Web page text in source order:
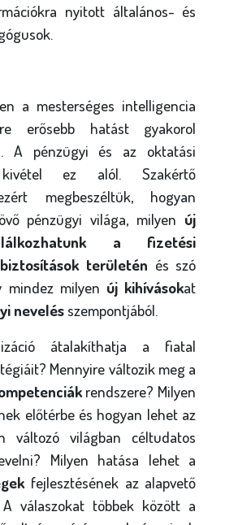
nyitott általános- és
a mesterséges intelligencia
erősebb hatást gyakorol
A pénzügyi és az oktatási
ez alól. Szakértő
megbeszéltük, hogyan
pénzügyi világa, milyen új
a fizetési
területén és szó
milyen új kihívásokat
nevelésszempontjából.
átalakíthatja a fiatal
Mennyire változik meg a
rendszere? Milyen
előtérbe és hogyan lehet az
változó világban céltudatos
Milyen hatása lehet a
fejlesztésének az alapvető
A válaszokat többek között a